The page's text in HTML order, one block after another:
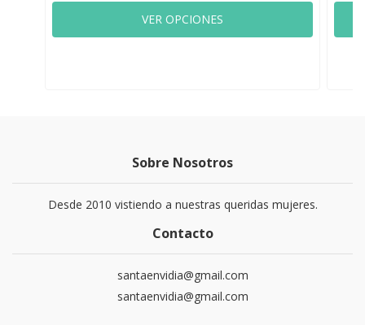
VER OPCIONES
Sobre Nosotros
Desde 2010 vistiendo a nuestras queridas mujeres.
Contacto
santaenvidia@gmail.com
santaenvidia@gmail.com